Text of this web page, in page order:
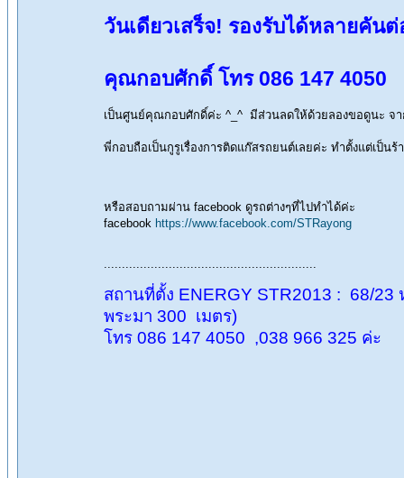
วันเดียวเสร็จ! รองรับได้หลายคัน
คุณกอบศักดิ์ โทร 086 147 4050
เป็นศูนย์คุณกอบศักดิ์ค่ะ ^_^ มีส่วนลดให้ด้วยลองขอดูนะ จ
พี่กอบถือเป็นกูรูเรื่องการติดแก๊สรถยนต์เลยค่ะ ทำตั้งแต่เป็น
หรือสอบถามผ่าน facebook ดูรถต่างๆที่ไปทำได้ค่ะ
facebook https://www.facebook.com/STRayong
...........................................................
สถานที่ตั้ง ENERGY STR2013 : 68/23
พระมา 300 เมตร)
โทร 086 147 4050 ,038 966 325 ค่ะ